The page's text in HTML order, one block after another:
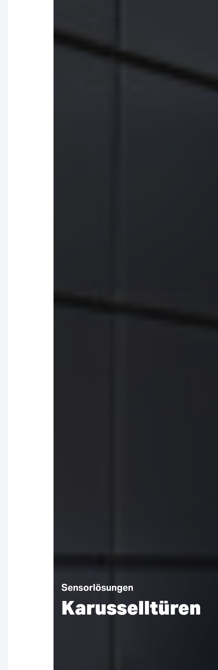
Sensorlösungen
Karusselltüren